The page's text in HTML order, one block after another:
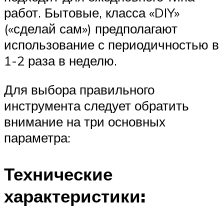
работ. Бытовые, класса «DIY»
(«сделай сам») предполагают
использование с периодичностью в
1-2 раза в неделю.
Для выбора правильного
инструмента следует обратить
внимание на три основных
параметра:
Технические
характеристики: